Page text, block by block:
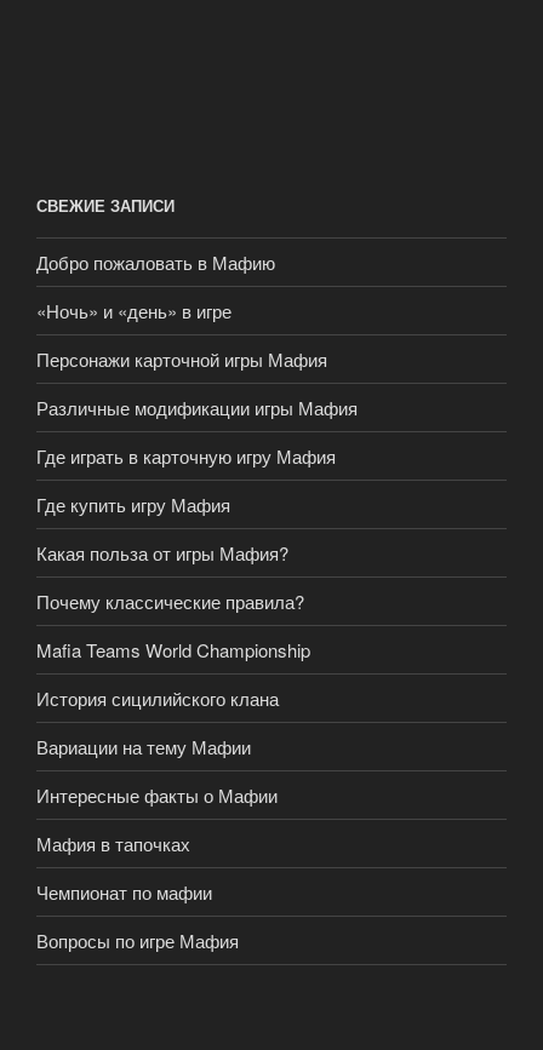
СВЕЖИЕ ЗАПИСИ
Добро пожаловать в Мафию
«Ночь» и «день» в игре
Персонажи карточной игры Мафия
Различные модификации игры Мафия
Где играть в карточную игру Мафия
Где купить игру Мафия
Какая польза от игры Мафия?
Почему классические правила?
Mafia Teams World Championship
История сицилийского клана
Вариации на тему Мафии
Интересные факты о Мафии
Мафия в тапочках
Чемпионат по мафии
Вопросы по игре Мафия